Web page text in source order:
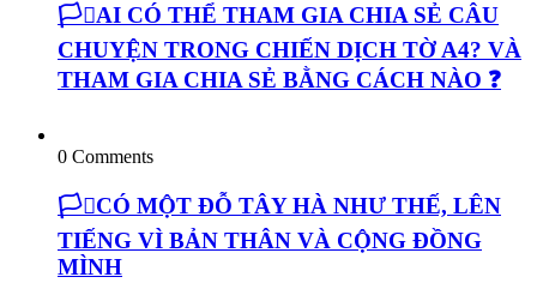
🏳️‍⚧️AI CÓ THỂ THAM GIA CHIA SẺ CÂU
CHUYỆN TRONG CHIẾN DỊCH TỜ A4? VÀ
THAM GIA CHIA SẺ BẰNG CÁCH NÀO ❓
0 Comments
🏳️‍⚧️CÓ MỘT ĐỖ TÂY HÀ NHƯ THẾ, LÊN
TIẾNG VÌ BẢN THÂN VÀ CỘNG ĐỒNG
MÌNH